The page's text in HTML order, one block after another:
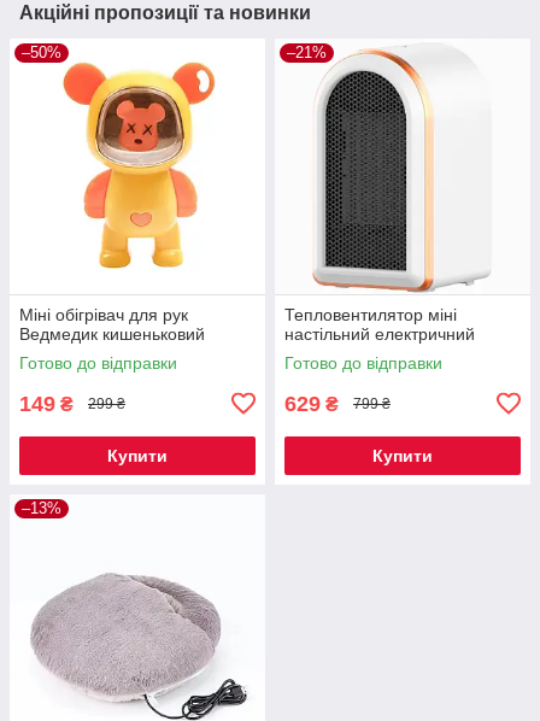
Акційні пропозиції та новинки
–50%
Міні обігрівач для рук
Ведмедик кишеньковий
Готово до відправки
149 ₴ 299 ₴
Купити
–21%
Тепловентилятор міні
настільний електричний
Готово до відправки
629 ₴ 799 ₴
Купити
–13%